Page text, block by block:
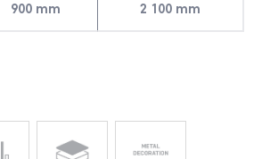
900 mm 2 100 mm